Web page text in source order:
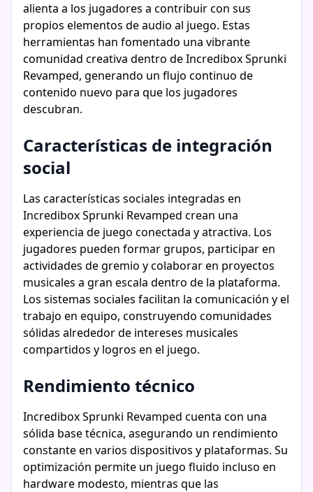
alienta a los jugadores a contribuir con sus
propios elementos de audio al juego. Estas
herramientas han fomentado una vibrante
comunidad creativa dentro de Incredibox Sprunki
Revamped, generando un flujo continuo de
contenido nuevo para que los jugadores
descubran.
Características de integración
social
Las características sociales integradas en
Incredibox Sprunki Revamped crean una
experiencia de juego conectada y atractiva. Los
jugadores pueden formar grupos, participar en
actividades de gremio y colaborar en proyectos
musicales a gran escala dentro de la plataforma.
Los sistemas sociales facilitan la comunicación y el
trabajo en equipo, construyendo comunidades
sólidas alrededor de intereses musicales
compartidos y logros en el juego.
Rendimiento técnico
Incredibox Sprunki Revamped cuenta con una
sólida base técnica, asegurando un rendimiento
constante en varios dispositivos y plataformas. Su
optimización permite un juego fluido incluso en
hardware modesto, mientras que las